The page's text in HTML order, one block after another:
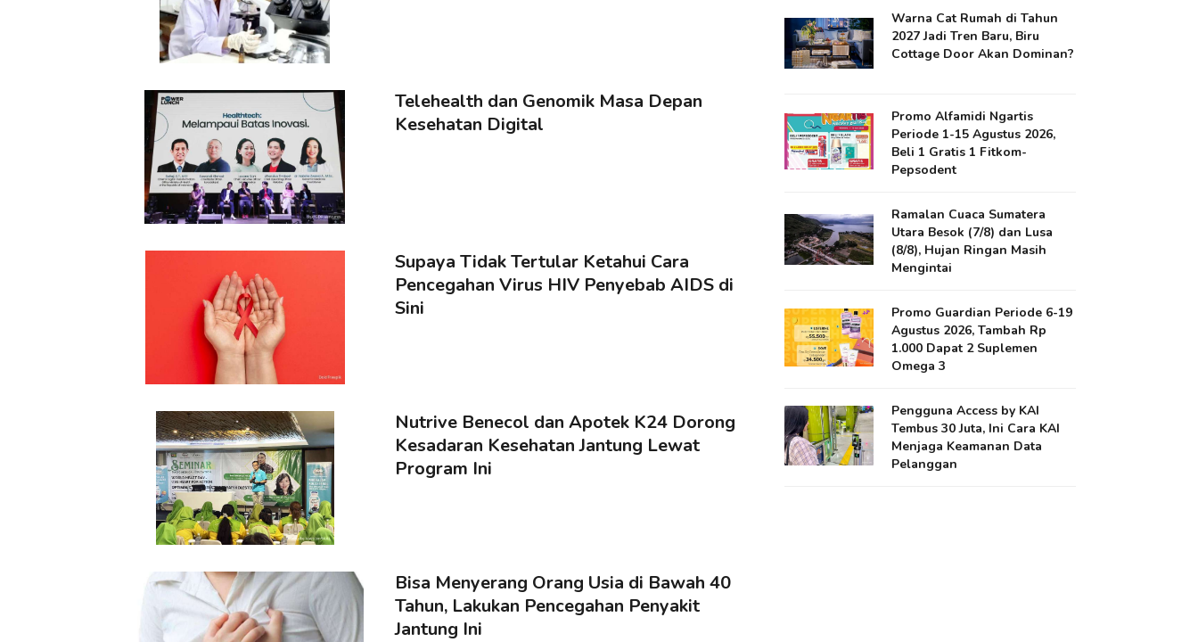
Telehealth dan Genomik Masa Depan
Kesehatan Digital
Supaya Tidak Tertular Ketahui Cara
Pencegahan Virus HIV Penyebab AIDS di
Sini
Nutrive Benecol dan Apotek K24 Dorong
Kesadaran Kesehatan Jantung Lewat
Program Ini
Bisa Menyerang Orang Usia di Bawah 40
Tahun, Lakukan Pencegahan Penyakit
Jantung Ini
Warna Cat Rumah di Tahun
2027 Jadi Tren Baru, Biru
Cottage Door Akan Dominan?
Promo Alfamidi Ngartis
Periode 1-15 Agustus 2026,
Beli 1 Gratis 1 Fitkom-
Pepsodent
Ramalan Cuaca Sumatera
Utara Besok (7/8) dan Lusa
(8/8), Hujan Ringan Masih
Mengintai
Promo Guardian Periode 6-19
Agustus 2026, Tambah Rp
1.000 Dapat 2 Suplemen
Omega 3
Pengguna Access by KAI
Tembus 30 Juta, Ini Cara KAI
Menjaga Keamanan Data
Pelanggan